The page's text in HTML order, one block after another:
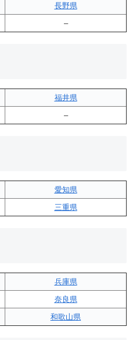
長野県
–
福井県
–
愛知県
三重県
兵庫県
奈良県
和歌山県